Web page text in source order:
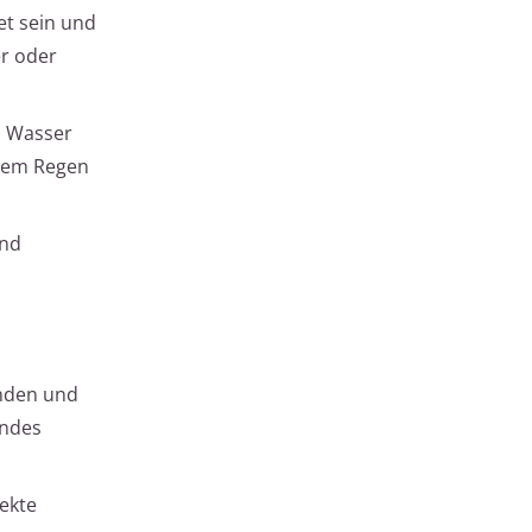
sein und
oder
Regen
und